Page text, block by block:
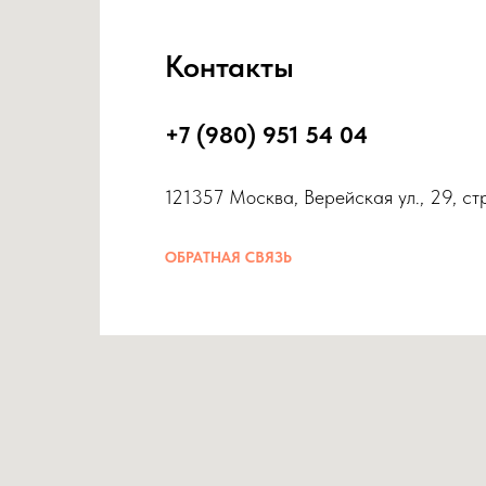
Контакты
+7 (980) 951 54 04
121357 Москва, Верейская ул., 29,
ОБРАТНАЯ СВЯЗЬ